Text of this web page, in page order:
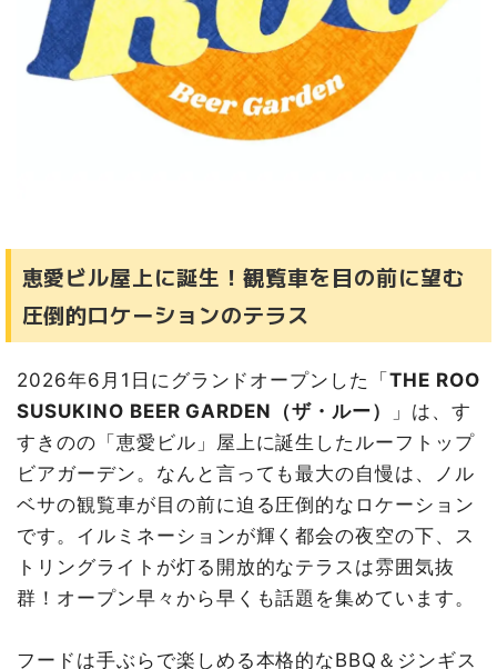
恵愛ビル屋上に誕生！観覧車を目の前に望む
圧倒的ロケーションのテラス
2026年6月1日にグランドオープンした「THE ROO
SUSUKINO BEER GARDEN（ザ・ルー）
」は、す
すきのの「恵愛ビル」屋上に誕生したルーフトップ
ビアガーデン。なんと言っても最大の自慢は、ノル
ベサの観覧車が目の前に迫る圧倒的なロケーション
です。イルミネーションが輝く都会の夜空の下、ス
トリングライトが灯る開放的なテラスは雰囲気抜
群！オープン早々から早くも話題を集めています。
フードは手ぶらで楽しめる本格的なBBQ＆ジンギス